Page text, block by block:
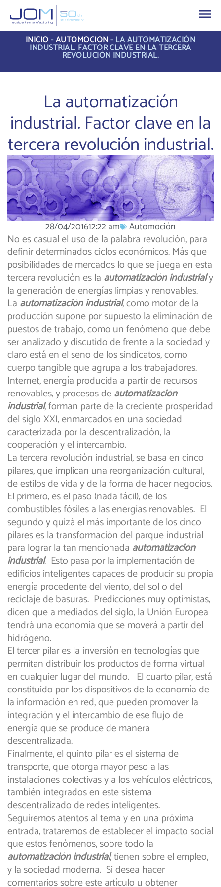
INICIO-AUTOMOCIÓN-LA AUTOMATIZACIÓN
INDUSTRIAL. FACTOR CLAVE EN LA TERCERA
REVOLUCIÓN INDUSTRIAL.
La automatización
industrial. Factor clave en la
tercera revolución industrial.
28/04/201612:22 am Automoción
No es casual el uso de la palabra revolución, para
definir determinados ciclos económicos. Más que
posibilidades de mercados lo que se juega en esta
tercera revolución es la automatización industrialy
la generación de energías limpias y renovables.
La automatización industrial, como motor de la
producción supone por supuesto la eliminación de
puestos de trabajo, como un fenómeno que debe
ser analizado y discutido de frente a la sociedad y
claro está en el seno de los sindicatos, como
cuerpo tangible que agrupa a los trabajadores.
Internet, energía producida a partir de recursos
renovables, y procesos deautomatización
industrial, forman parte de la creciente prosperidad
del siglo XXI, enmarcados en una sociedad
caracterizada por la descentralización, la
cooperación y el intercambio.
La tercera revolución industrial, se basa en cinco
pilares, que implican una reorganización cultural,
de estilos de vida y de la forma de hacer negocios.
El primero, es el paso (nada fácil), de los
combustibles fósiles a las energías renovables. El
segundo y quizá el más importante de los cinco
pilares es la transformación del parque industrial
para lograr la tan mencionada automatización
industrial. Esto pasa por la implementación de
edificios inteligentes capaces de producir su propia
energía procedente del viento, del sol o del
reciclaje de basuras. Predicciones muy optimistas,
dicen que a mediados del siglo, la Unión Europea
tendrá una economía que se moverá a partir del
hidrógeno.
El tercer pilar es la inversión en tecnologías que
permitan distribuir los productos de forma virtual
en cualquier lugar del mundo. El cuarto pilar, está
constituido por los dispositivos de la economía de
la información en red, que pueden promover la
integración y el intercambio de ese flujo de
energía que se produce de manera
descentralizada.
Finalmente, el quinto pilar es el sistema de
transporte, que otorga mayor peso a las
instalaciones colectivas y a los vehículos eléctricos,
también integrados en este sistema
descentralizado de redes inteligentes.
Seguiremos atentos al tema y en una próxima
entrada, trataremos de establecer el impacto social
que estos fenómenos, sobre todo la
automatización industrial, tienen sobre el empleo,
y la sociedad moderna. Si desea hacer
comentarios sobre este artículo u obtener